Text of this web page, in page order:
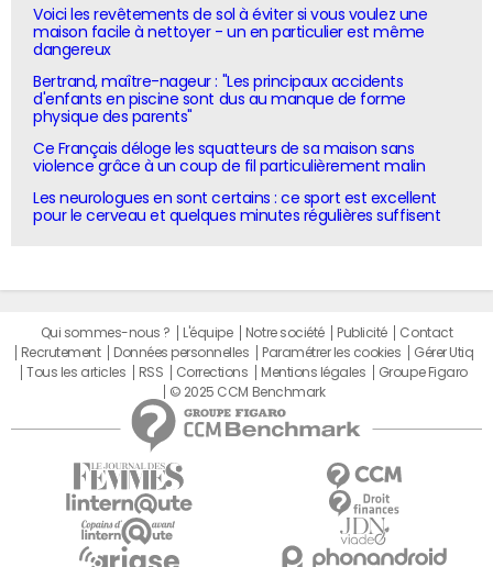
Voici les revêtements de sol à éviter si vous voulez une
maison facile à nettoyer - un en particulier est même
dangereux
Bertrand, maître-nageur : "Les principaux accidents
d'enfants en piscine sont dus au manque de forme
physique des parents"
Ce Français déloge les squatteurs de sa maison sans
violence grâce à un coup de fil particulièrement malin
Les neurologues en sont certains : ce sport est excellent
pour le cerveau et quelques minutes régulières suffisent
Qui sommes-nous ? L'équipe Notre société Publicité
Contact
Recrutement
Données personnelles Paramétrer les cookies
Gérer Utiq
Tous les articles
RSS Corrections Mentions légales
Groupe Figaro
© 2025 CCM Benchmark